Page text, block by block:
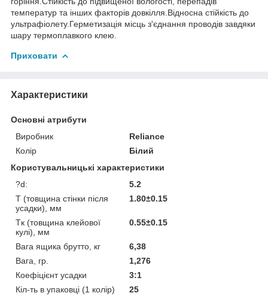
температур та інших факторів довкілля.Відносна стійкість до
ультрафіолету.Герметизація місць з'єднання проводів завдяки
шару термоплавкого клею.
Приховати
Характеристики
Основні атрибути
Виробник
Reliance
Колір
Білий
Користувальницькі характеристики
?d:
5.2
T (товщина стінки після
усадки), мм
1.80±0.15
Tк (товщина клейової
кулі), мм
0.55±0.15
Вага ящика брутто, кг
6,38
Вага, гр.
1,276
Коефіцієнт усадки
3:1
Кіл-ть в упаковці (1 колір)
25